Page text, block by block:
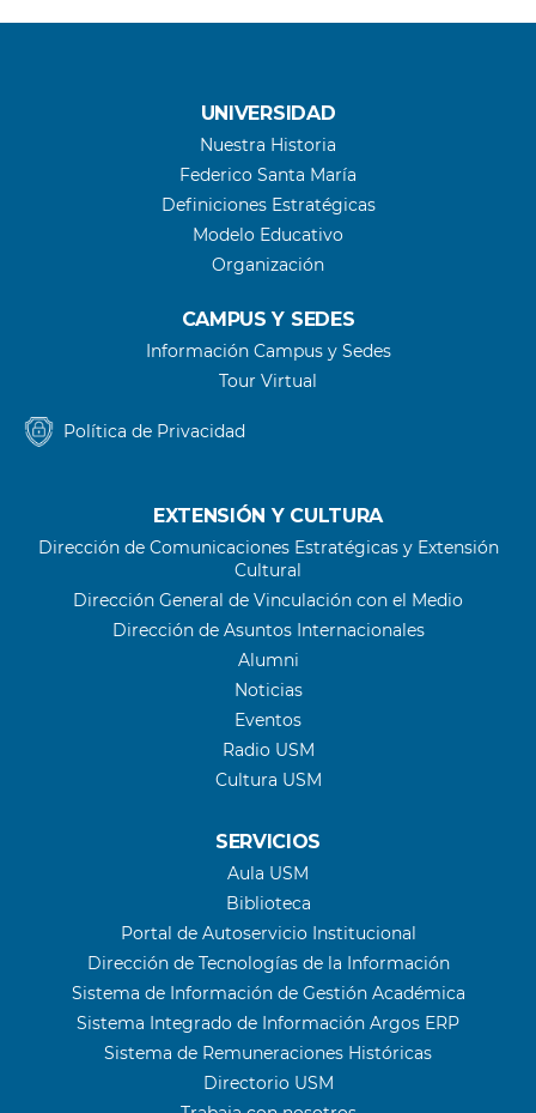
UNIVERSIDAD
Nuestra Historia
Federico Santa María
Definiciones Estratégicas
Modelo Educativo
Organización
CAMPUS Y SEDES
Información Campus y Sedes
Tour Virtual
Política de Privacidad
EXTENSIÓN Y CULTURA
Dirección de Comunicaciones Estratégicas y Extensión
Cultural
Dirección General de Vinculación con el Medio
Dirección de Asuntos Internacionales
Alumni
Noticias
Eventos
Radio USM
Cultura USM
SERVICIOS
Aula USM
Biblioteca
Portal de Autoservicio Institucional
Dirección de Tecnologías de la Información
Sistema de Información de Gestión Académica
Sistema Integrado de Información Argos ERP
Sistema de Remuneraciones Históricas
Directorio USM